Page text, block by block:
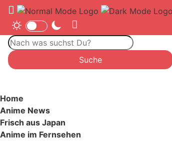
Home
Anime News
Frisch aus Japan
Anime im Fernsehen